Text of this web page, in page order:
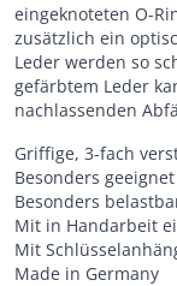
eingeknoteten O-
zusätzlich ein
Leder werden so
gefärbtem Leder
nachlassenden
Griffige, 3-fach
Besonders
Besonders
Mit in Handarbeit
Mit
Made in Germany